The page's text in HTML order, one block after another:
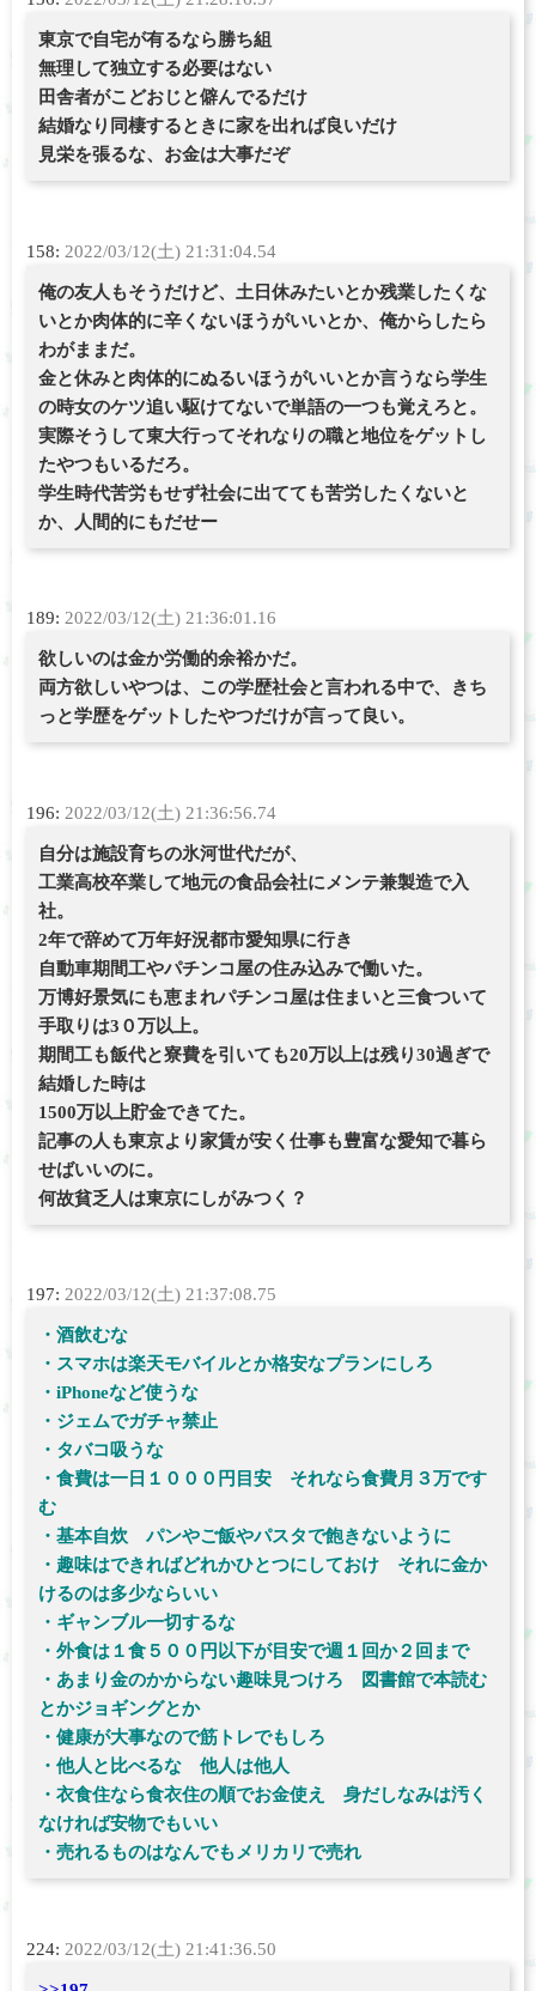
東京で自宅が有るなら勝ち組
無理して独立する必要はない
田舎者がこどおじと僻んでるだけ
結婚なり同棲するときに家を出れば良いだけ
見栄を張るな、お金は大事だぞ
158: 2022/03/12(土) 21:31:04.54
俺の友人もそうだけど、土日休みたいとか残業したくな
いとか肉体的に辛くないほうがいいとか、俺からしたら
わがままだ。
金と休みと肉体的にぬるいほうがいいとか言うなら学生
の時女のケツ追い駆けてないで単語の一つも覚えろと。
実際そうして東大行ってそれなりの職と地位をゲットし
たやつもいるだろ。
学生時代苦労もせず社会に出てても苦労したくないと
か、人間的にもだせー
189: 2022/03/12(土) 21:36:01.16
欲しいのは金か労働的余裕かだ。
両方欲しいやつは、この学歴社会と言われる中で、きち
っと学歴をゲットしたやつだけが言って良い。
196: 2022/03/12(土) 21:36:56.74
自分は施設育ちの氷河世代だが、
工業高校卒業して地元の食品会社にメンテ兼製造で入
社。
2年で辞めて万年好況都市愛知県に行き
自動車期間工やパチンコ屋の住み込みで働いた。
万博好景気にも恵まれパチンコ屋は住まいと三食ついて
手取りは3０万以上。
期間工も飯代と寮費を引いても20万以上は残り30過ぎで
結婚した時は
1500万以上貯金できてた。
記事の人も東京より家賃が安く仕事も豊富な愛知で暮ら
せばいいのに。
何故貧乏人は東京にしがみつく？
197: 2022/03/12(土) 21:37:08.75
・酒飲むな
・スマホは楽天モバイルとか格安なプランにしろ
・iPhoneなど使うな
・ジェムでガチャ禁止
・タバコ吸うな
・食費は一日１０００円目安 それなら食費月３万です
む
・基本自炊 パンやご飯やパスタで飽きないように
・趣味はできればどれかひとつにしておけ それに金か
けるのは多少ならいい
・ギャンブル一切するな
・外食は１食５００円以下が目安で週１回か２回まで
・あまり金のかからない趣味見つけろ 図書館で本読む
とかジョギングとか
・健康が大事なので筋トレでもしろ
・他人と比べるな 他人は他人
・衣食住なら食衣住の順でお金使え 身だしなみは汚く
なければ安物でもいい
・売れるものはなんでもメリカリで売れ
224: 2022/03/12(土) 21:41:36.50